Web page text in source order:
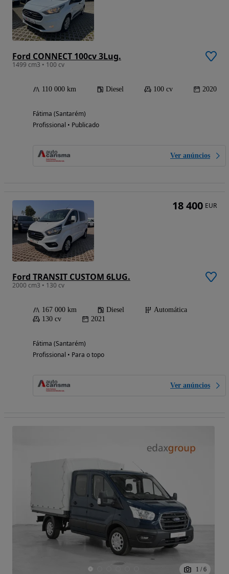
Ford CONNECT 100cv 3Lug.
1499 cm3 • 100 cv
110 000 km Diesel 100 cv 2020
Fátima (Santarém)
Profissional • Publicado
Ver anúncios
Ford TRANSIT CUSTOM 6LUG.
2000 cm3 • 130 cv
167 000 km Diesel
Automática
130 cv
2021
Fátima (Santarém)
Profissional • Para o topo
Ver anúncios
18 400 EUR
1 / 6